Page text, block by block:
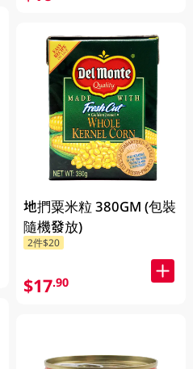
地捫粟米粒 380GM (包裝
隨機發放)
2件$20
$17.90